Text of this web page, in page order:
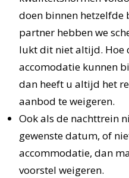
doen binnen hetzelfde
partner hebben we
lukt dit niet altijd. Hoe
accomodatie kunnen
dan heeft u altijd het
aanbod te weigeren.
Ook als de nachttrein
gewenste datum, of
accommodatie, dan
voorstel weigeren.